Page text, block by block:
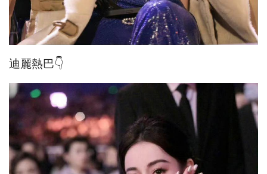
迪麗熱巴👇